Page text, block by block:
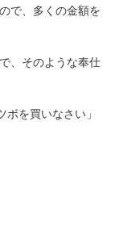
で、多くの金額を
、そのような奉仕
ボを買いなさい」